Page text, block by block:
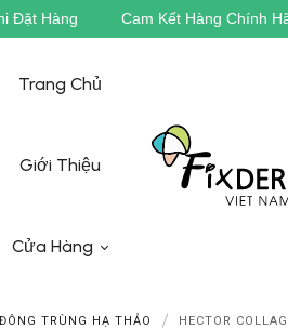
100% Miễn Phí Vận Chuyển
Trang Chủ
Giới Thiệu
Cửa Hàng
TRÙNG HẠ THẢO HECTOR